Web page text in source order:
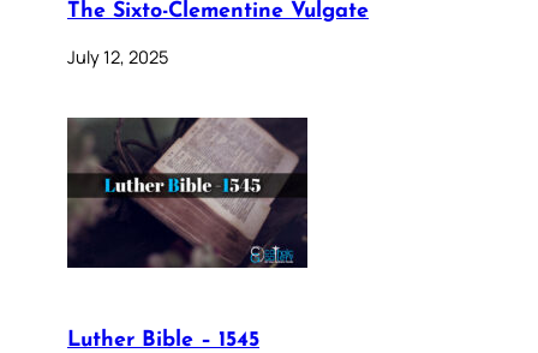
The Sixto-Clementine Vulgate
July 12, 2025
Luther Bible – 1545